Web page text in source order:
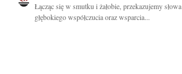
Łącząc się w smutku i żałobie, przekazujemy słowa
głębokiego współczucia oraz wsparcia...